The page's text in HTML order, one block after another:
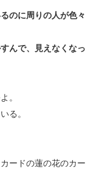
のに周りの人が色々
んで、見えなくなっ
。
る。
ードの蓮の花のカー